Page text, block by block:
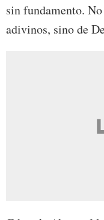
sin fundamento.
adivinos, sino de